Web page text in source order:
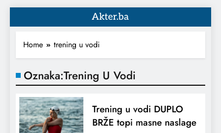
Akter.ba
Home trening u vodi
Oznaka:Trening U Vodi
Trening u vodi DUPLO
BRŽE topi masne naslage